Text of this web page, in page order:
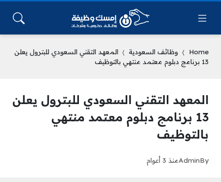
Home وظائف السعودية
المعهد التقني السعودي للبترول يعلن
13 برنامج دبلوم معتمد منتهي بالتوظيف
المعهد التقني السعودي للبترول يعلن
13 برنامج دبلوم معتمد منتهي
بالتوظيف
By
Adminمنذ 3 أعوام